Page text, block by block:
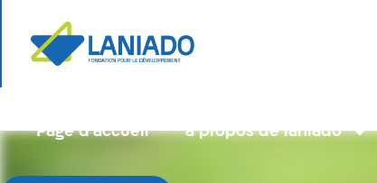
Page d’accueil à propos de laniado